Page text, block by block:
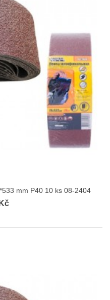
mm P40 10 ks 08-2404